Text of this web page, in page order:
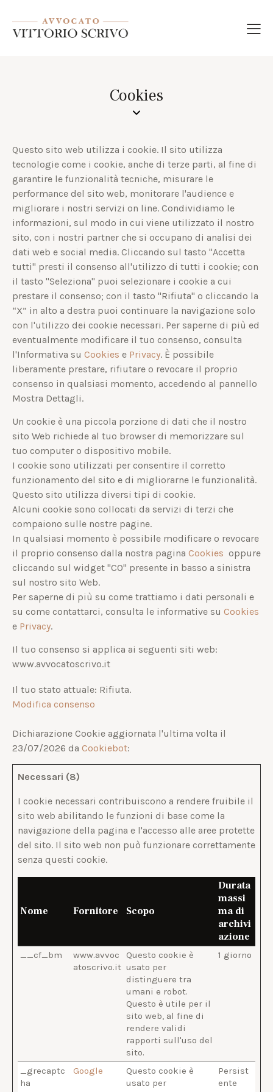
Cookies
Questo sito web utilizza i cookie. Il sito utilizza
tecnologie come i cookie, anche di terze parti, al fine di
garantire le funzionalità tecniche, misurare le
performance del sito web, monitorare l'audience e
migliorare i nostri servizi on line. Condividiamo le
informazioni, sul modo in cui viene utilizzato il nostro
sito, con i nostri partner che si occupano di analisi dei
dati web e social media. Cliccando sul tasto "Accetta
tutti" presti il consenso all'utilizzo di tutti i cookie; con
il tasto "Seleziona" puoi selezionare i cookie a cui
prestare il consenso; con il tasto "Rifiuta" o cliccando la
“X” in alto a destra puoi continuare la navigazione solo
con l'utilizzo dei cookie necessari. Per saperne di più ed
eventualmente modificare il tuo consenso, consulta
l'Informativa su Cookies e Privacy. È possibile
liberamente prestare, rifiutare o revocare il proprio
consenso in qualsiasi momento, accedendo al pannello
Mostra Dettagli.
Un cookie è una piccola porzione di dati che il nostro
sito Web richiede al tuo browser di memorizzare sul
tuo computer o dispositivo mobile.
I cookie sono utilizzati per consentire il corretto
funzionamento del sito e di migliorarne le funzionalità.
Questo sito utilizza diversi tipi di cookie.
Alcuni cookie sono collocati da servizi di terzi che
compaiono sulle nostre pagine.
In qualsiasi momento è possibile modificare o revocare
il proprio consenso dalla nostra pagina Cookies oppure
cliccando sul widget "CO" presente in basso a sinistra
sul nostro sito Web.
Per saperne di più su come trattiamo i dati personali e
su come contattarci, consulta le informative su Cookies
e Privacy.
Il tuo consenso si applica ai seguenti siti web:
www.avvocatoscrivo.it
Il tuo stato attuale: Rifiuta.
Modifica consenso
Dichiarazione Cookie aggiornata l'ultima volta il
23/07/2026 da Cookiebot:
Necessari (8)
I cookie necessari contribuiscono a rendere fruibile il
sito web abilitando le funzioni di base come la
navigazione della pagina e l'accesso alle aree protette
del sito. Il sito web non può funzionare correttamente
senza questi cookie.
Nome Fornitore Scopo
Durata
massi
ma di
archivi
azione
__cf_bm
www.avvoc
atoscrivo.it
Questo cookie è
usato per
distinguere tra
umani e robot.
Questo è utile per il
sito web, al fine di
rendere validi
rapporti sull'uso del
sito.
1 giorno
_grecaptc
ha
Google
Questo cookie è
usato per
Persist
ente